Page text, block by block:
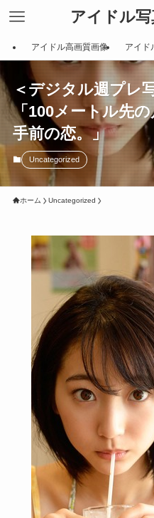
アイドル
アイドル高画質画像 アイド
＜デジタル週プレ
「100メートル先
手前の恋。」
Uncategorized
ホーム Uncategorized